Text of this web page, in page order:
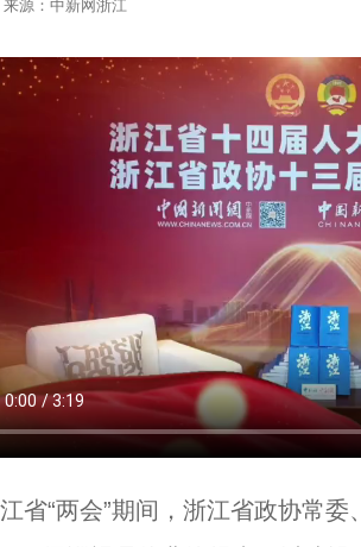
来源：中新网浙江
“两会”期间，浙江省政协常委